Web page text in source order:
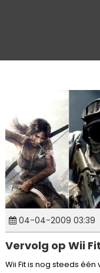
04-04-2009 03:39
Vervolg op Wii
Wii Fit is nog steeds